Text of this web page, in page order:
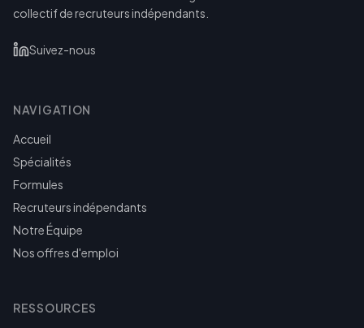
collectif de recruteurs indépendants.
Suivez-nous
NAVIGATION
Accueil
Spécialités
Formules
Recruteurs indépendants
Notre Équipe
Nos offres d'emploi
RESSOURCES